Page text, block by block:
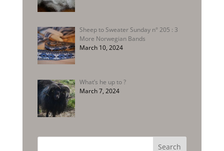
Sheep to Sweater Sunday n° 205 : 3
More Norwegian Bands
March 10, 2024
What’s he up to ?
March 7, 2024